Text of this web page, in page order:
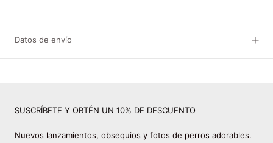
Datos de envío
SUSCRÍBETE Y OBTÉN UN 10% DE DESCUENTO
Nuevos lanzamientos, obsequios y fotos de perros adorables.